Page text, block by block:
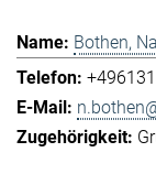
Bothen,